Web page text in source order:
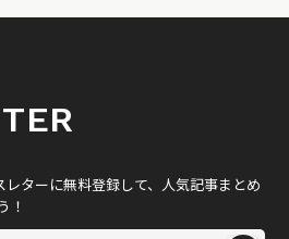
ターに無料登録して、人気記事まとめ
！